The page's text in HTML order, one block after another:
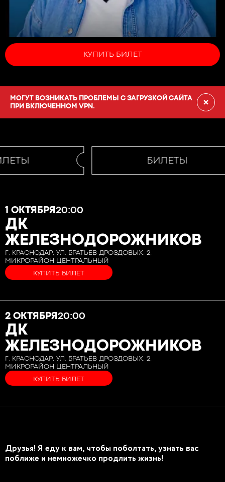
КУПИТЬ БИЛЕТ
МОГУТ ВОЗНИКАТЬ ПРОБЛЕМЫ С ЗАГРУЗКОЙ САЙТА
ПРИ ВКЛЮЧЕННОМ VPN.
×
БИЛЕТЫ
1 ОКТЯБРЯ 20:00
ДК
ЖЕЛЕЗНОДОРОЖНИКОВ
Г. КРАСНОДАР, УЛ. БРАТЬЕВ ДРОЗДОВЫХ, 2,
МИКРОРАЙОН ЦЕНТРАЛЬНЫЙ
КУПИТЬ БИЛЕТ
2 ОКТЯБРЯ 20:00
ДК
ЖЕЛЕЗНОДОРОЖНИКОВ
Г. КРАСНОДАР, УЛ. БРАТЬЕВ ДРОЗДОВЫХ, 2,
МИКРОРАЙОН ЦЕНТРАЛЬНЫЙ
КУПИТЬ БИЛЕТ
Друзья! Я еду к вам, чтобы поболтать, узнать вас
поближе и немножечко продлить жизнь!